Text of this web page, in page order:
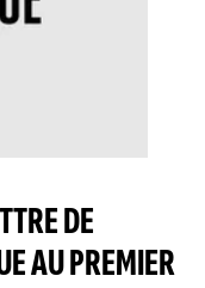
DE
AU PREMIER